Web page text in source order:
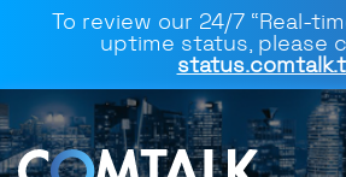
To review our 24/7 “Real-
uptime status, please